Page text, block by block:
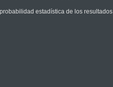
estadística de los resultados